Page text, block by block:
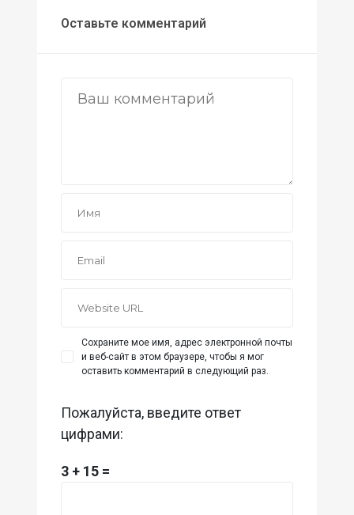
Оставьте комментарий
Сохраните мое имя, адрес электронной почты
и веб-сайт в этом браузере, чтобы я мог
оставить комментарий в следующий раз.
Пожалуйста, введите ответ
цифрами:
3 + 15 =